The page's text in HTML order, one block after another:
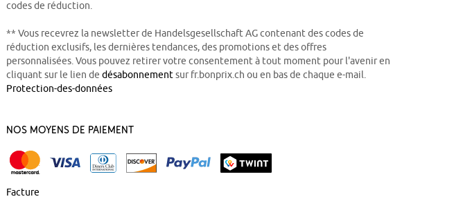
codes de réduction.
** Vous recevrez la newsletter de Handelsgesellschaft AG contenant des codes de
réduction exclusifs, les dernières tendances, des promotions et des offres
personnalisées. Vous pouvez retirer votre consentement à tout moment pour l'avenir en
cliquant sur le lien de désabonnementsur fr.bonprix.ch ou en bas de chaque e-mail.
Protection-des-données
Nos Moyens de Paiement
Facture